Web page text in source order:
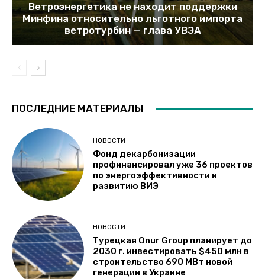
Ветроэнергетика не находит поддержки
Минфина относительно льготного импорта
ветротурбин — глава УВЭА
ПОСЛЕДНИЕ МАТЕРИАЛЫ
НОВОСТИ
Фонд декарбонизации
профинансировал уже 36 проектов
по энергоэффективности и
развитию ВИЭ
НОВОСТИ
Турецкая Onur Group планирует до
2030 г. инвестировать $450 млн в
строительство 690 МВт новой
генерации в Украине